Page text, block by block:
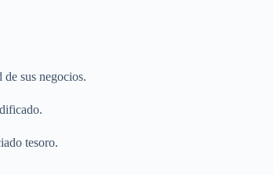
sus negocios.
tesoro.